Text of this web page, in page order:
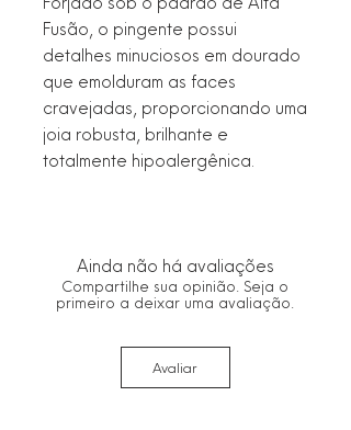
Fusão, o pingente possui
detalhes minuciosos em dourado
que emolduram as faces
cravejadas, proporcionando uma
joia robusta, brilhante e
totalmente hipoalergênica.
Ainda não há avaliações
Compartilhe sua opinião. Seja o
primeiro a deixar uma avaliação.
Avaliar